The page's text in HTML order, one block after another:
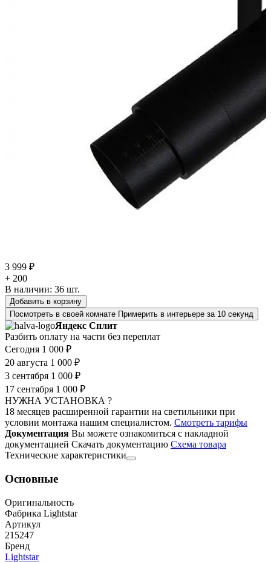
3 999 ₽
+ 200
В наличии: 36 шт.
Добавить в корзину
Посмотреть в своей комнате Примерить в интерьере за 10 секунд
Яндекс Сплит
Разбить оплату на части без переплат
Сегодня 1 000 ₽
20 августа 1 000 ₽
3 сентября 1 000 ₽
17 сентября 1 000 ₽
НУЖНА УСТАНОВКА ?
18 месяцев расширенной гарантии на светильники при
условии монтажа нашим специалистом. Смотреть тарифы
Документация Вы можете ознакомиться с накладной
документацией Скачать документацию Cхема товара
Технические характеристики
Основные
Оригинальность
Фабрика Lightstar
Артикул
215247
Бренд
Lightstar